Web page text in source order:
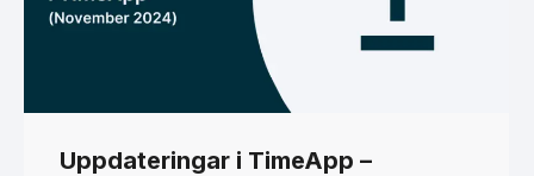
Uppdateringar i TimeApp –